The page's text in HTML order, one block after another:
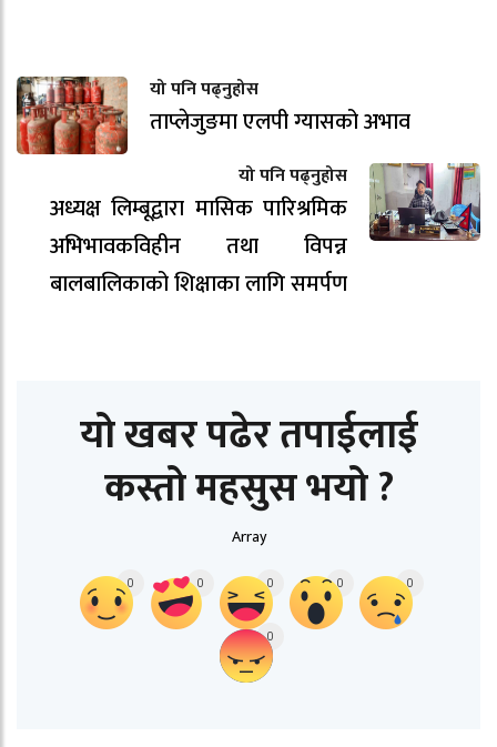
यो पनि पढ्नुहोस
ताप्लेजुङमा एलपी ग्यासको अभाव
यो पनि पढ्नुहोस
अध्यक्ष लिम्बूद्वारा मासिक पारिश्रमिक
अभिभावकविहीन तथा विपन्न
बालबालिकाको शिक्षाका लागि समर्पण
यो खबर पढेर तपाईलाई
कस्तो महसुस भयो ?
Array
0 0 0 0 0
0